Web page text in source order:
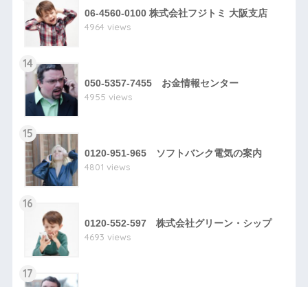
06-4560-0100 株式会社フジトミ 大阪支店
4964 views
14
050-5357-7455 お金情報センター
4955 views
15
0120-951-965 ソフトバンク電気の案内
4801 views
16
0120-552-597 株式会社グリーン・シップ
4693 views
17